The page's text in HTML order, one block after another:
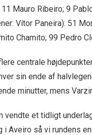
Mauro Ribeiro; 9
Vítor Paneira): 51
Chamito; 99 Pedro
centrale
sin ende af
minutter, mens
vendte et tidligt
i Aveiro så vi rundens